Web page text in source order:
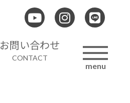
お問い合わせ
CONTACT
menu